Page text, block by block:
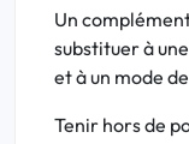
Un
substituer à
et à un mode
Tenir hors de